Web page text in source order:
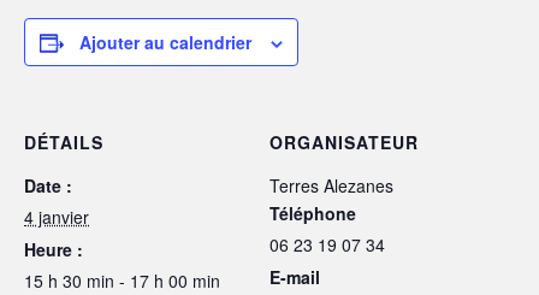
Ajouter au calendrier
DÉTAILS
Date :
4 janvier
Heure :
15 h 30 min - 17 h 00 min
ORGANISATEUR
Terres Alezanes
Téléphone
06 23 19 07 34
E-mail